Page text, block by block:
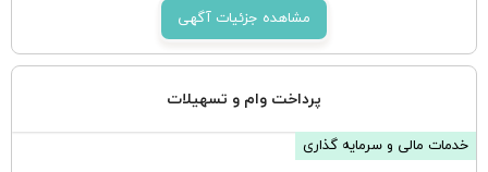
مشاهده جزئیات آگهی
پرداخت وام و تسهیلات
خدمات مالی و سرمایه گذاری